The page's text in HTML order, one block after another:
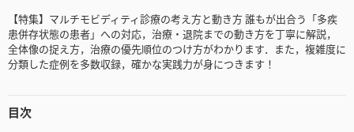
【特集】マルチモビディティ診療の考え方と動き方 誰もが出合う「多疾
患併存状態の患者」への対応，治療・退院までの動き方を丁寧に解説，
全体像の捉え方，治療の優先順位のつけ方がわかります．また，複雑度に
分類した症例を多数収録，確かな実践力が身につきます！
目次